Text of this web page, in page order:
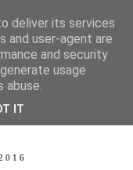
▼
deliver its services
and user-agent are
and security
usage
abuse.
IT